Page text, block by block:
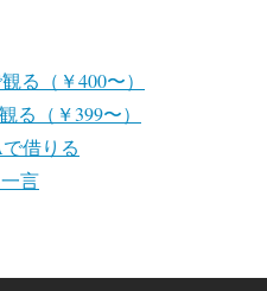
る（￥400〜）
る（￥399〜）
借りる
言